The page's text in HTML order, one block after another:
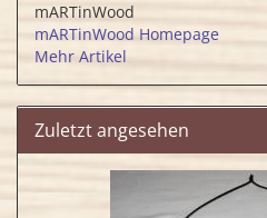
mARTinWood
mARTinWood Homepage
Mehr Artikel
Zuletzt angesehen